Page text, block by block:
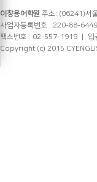
이창용어학원 주소: (06241)서
사업자등록번호 : 220-88-
팩스번호 : 02-557-1919 ㅣ 입
Copyright (c) 2015